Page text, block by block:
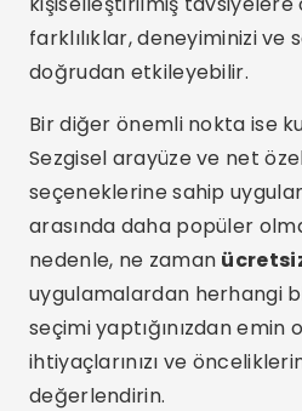
farklılıklar, deneyiminizi ve
doğrudan etkileyebilir.
Bir diğer önemli nokta ise
Sezgisel arayüze ve net
seçeneklerine sahip
arasında daha popüler
nedenle, ne zaman
uygulamalardan herhangi
seçimi yaptığınızdan emin
ihtiyaçlarınızı ve
değerlendirin.